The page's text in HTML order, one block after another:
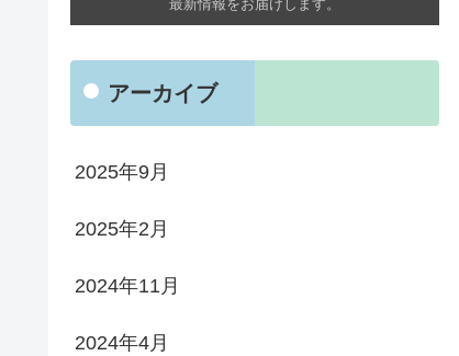
最新情報をお届けします。
アーカイブ
2025年9月
2025年2月
2024年11月
2024年4月